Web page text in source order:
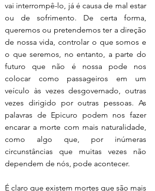
vai interrompê-lo, já é causa de mal estar
ou de sofrimento. De certa forma,
queremos ou pretendemos ter a direção
de nossa vida, controlar o que somos e
o que seremos, no entanto, a parte do
futuro que não é nossa pode nos
colocar como passageiros em um
veículo às vezes desgovernado, outras
vezes dirigido por outras pessoas. As
palavras de Epicuro podem nos fazer
encarar a morte com mais naturalidade,
como algo que, por inúmeras
circunstâncias que muitas vezes não
dependem de nós, pode acontecer.
É claro que existem mortes que são mais